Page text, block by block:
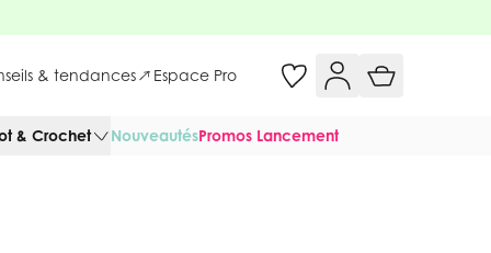
& tendances Espace Pro
& Crochet NouveautésPromos Lancement